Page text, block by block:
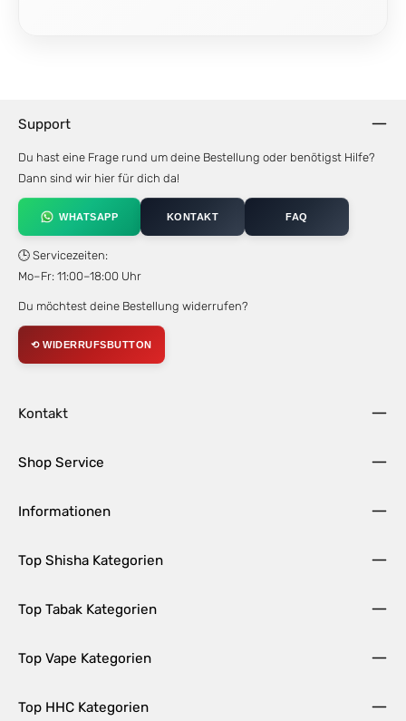
Support
Du hast eine Frage rund um deine Bestellung oder benötigst Hilfe?
Dann sind wir hier für dich da!
WHATSAPP KONTAKT FAQ
🕒 Servicezeiten:
Mo–Fr: 11:00–18:00 Uhr
Du möchtest deine Bestellung widerrufen?
⟲ WIDERRUFSBUTTON
Kontakt
Shop Service
Informationen
Top Shisha Kategorien
Top Tabak Kategorien
Top Vape Kategorien
Top HHC Kategorien